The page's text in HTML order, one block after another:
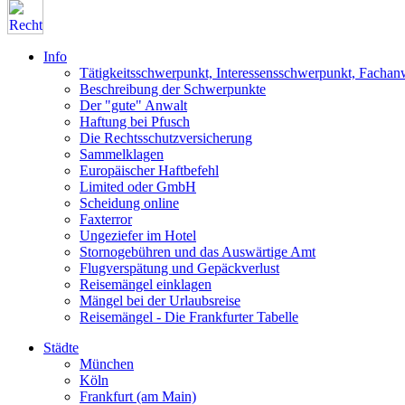
Info
Tätigkeitsschwerpunkt, Interessensschwerpunkt,
Beschreibung der Schwerpunkte
Der "gute" Anwalt
Haftung bei Pfusch
Die Rechtsschutzversicherung
Sammelklagen
Europäischer Haftbefehl
Limited oder GmbH
Scheidung online
Faxterror
Ungeziefer im Hotel
Stornogebühren und das Auswärtige Amt
Flugverspätung und Gepäckverlust
Reisemängel einklagen
Mängel bei der Urlaubsreise
Reisemängel - Die Frankfurter Tabelle
Städte
München
Köln
Frankfurt (am Main)